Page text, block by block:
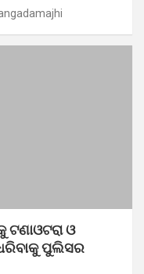
ଓ
ପୁଲିସର